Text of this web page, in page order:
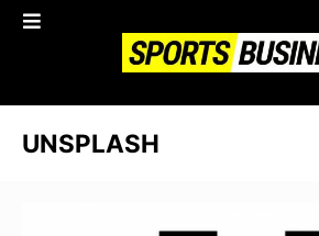
UNSPLASH